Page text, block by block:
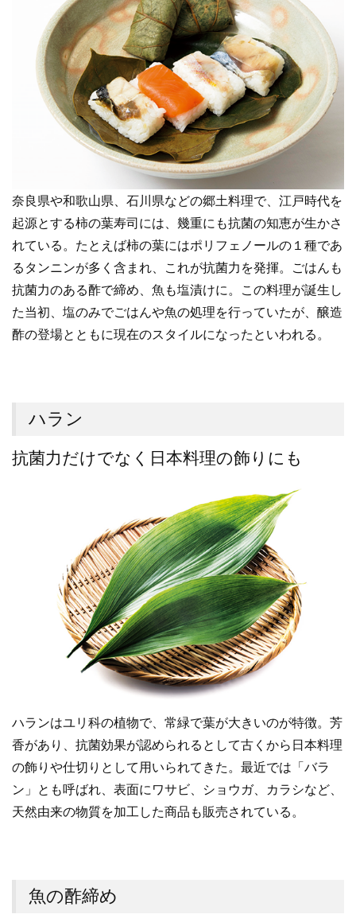
奈良県や和歌山県、石川県などの郷土料理で、江戸時代を
起源とする柿の葉寿司には、幾重にも抗菌の知恵が生かさ
れている。たとえば柿の葉にはポリフェノールの１種であ
るタンニンが多く含まれ、これが抗菌力を発揮。ごはんも
抗菌力のある酢で締め、魚も塩漬けに。この料理が誕生し
た当初、塩のみでごはんや魚の処理を行っていたが、醸造
酢の登場とともに現在のスタイルになったといわれる。
ハラン
抗菌力だけでなく日本料理の飾りにも
ハランはユリ科の植物で、常緑で葉が大きいのが特徴。芳
香があり、抗菌効果が認められるとして古くから日本料理
の飾りや仕切りとして用いられてきた。最近では「バラ
ン」とも呼ばれ、表面にワサビ、ショウガ、カラシなど、
天然由来の物質を加工した商品も販売されている。
魚の酢締め